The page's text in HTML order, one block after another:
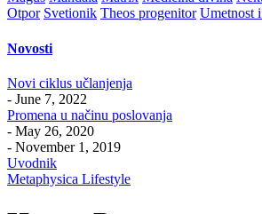
Otpor Svetionik Theos progenitor Umetnost
Novosti
Novi ciklus učlanjenja
- June 7, 2022
Promena u načinu poslovanja
- May 26, 2020
- November 1, 2019
Uvodnik
Metaphysica Lifestyle